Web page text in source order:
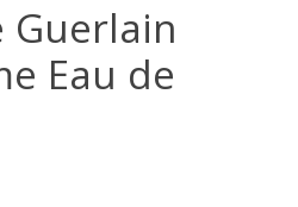
Guerlain
Eau de